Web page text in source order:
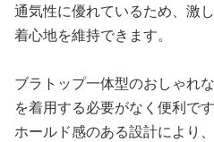
通気性に優れているため、激
着心地を維持できます。
ブラトップ一体型のおしゃれ
を着用する必要がなく便利です
ホールド感のある設計により